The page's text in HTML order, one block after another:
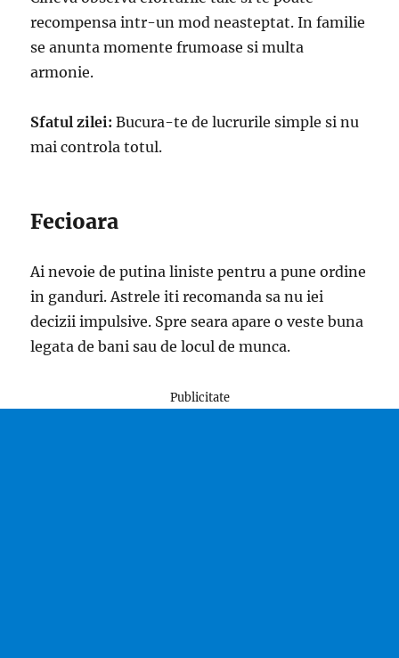
recompensa intr-un mod neasteptat. In familie
se anunta momente frumoase si multa
armonie.
Sfatul zilei: Bucura-te de lucrurile simple si nu
mai controla totul.
Fecioara
Ai nevoie de putina liniste pentru a pune ordine
in ganduri. Astrele iti recomanda sa nu iei
decizii impulsive. Spre seara apare o veste buna
legata de bani sau de locul de munca.
Publicitate